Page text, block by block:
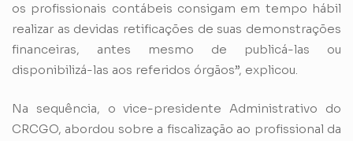
os profissionais contábeis consigam em tempo hábil
realizar as devidas retificações de suas demonstrações
financeiras, antes mesmo de publicá-las ou
disponibilizá-las aos referidos órgãos”, explicou.
Na sequência, o vice-presidente Administrativo do
CRCGO, abordou sobre a fiscalização ao profissional da